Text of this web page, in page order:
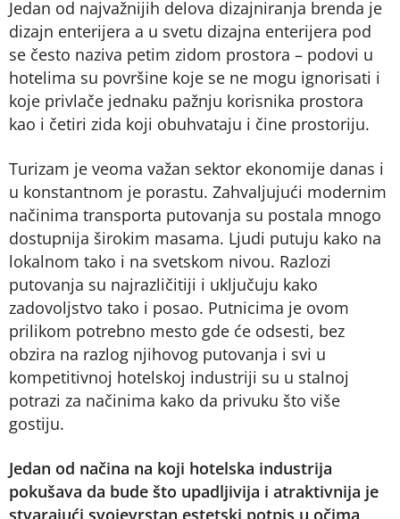
Jedan od najvažnijih delova dizajniranja brenda je
dizajn enterijera a u svetu dizajna enterijera pod
se često naziva petim zidom prostora – podovi u
hotelima su površine koje se ne mogu ignorisati i
koje privlače jednaku pažnju korisnika prostora
kao i četiri zida koji obuhvataju i čine prostoriju.
Turizam je veoma važan sektor ekonomije danas i
u konstantnom je porastu. Zahvaljujući modernim
načinima transporta putovanja su postala mnogo
dostupnija širokim masama. Ljudi putuju kako na
lokalnom tako i na svetskom nivou. Razlozi
putovanja su najrazličitiji i uključuju kako
zadovoljstvo tako i posao. Putnicima je ovom
prilikom potrebno mesto gde će odsesti, bez
obzira na razlog njihovog putovanja i svi u
kompetitivnoj hotelskoj industriji su u stalnoj
potrazi za načinima kako da privuku što više
gostiju.
Jedan od načina na koji hotelska industrija
pokušava da bude što upadljivija i atraktivnija je